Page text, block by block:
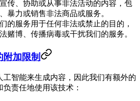
传、协助或从事非法活动的内容，包
暴力或销售非法商品或服务。
的服务用于任何非法或禁止的目的，
赌博、传播病毒或干扰我们的服务。
加限制
工智能来生成内容，因此我们有额外的
责任地使用该技术：